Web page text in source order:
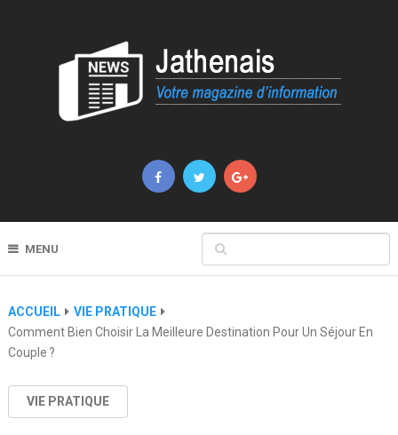
MENU
ACCUEIL
VIE PRATIQUE
Comment Bien Choisir La Meilleure Destination Pour Un Séjour En
Couple ?
VIE PRATIQUE